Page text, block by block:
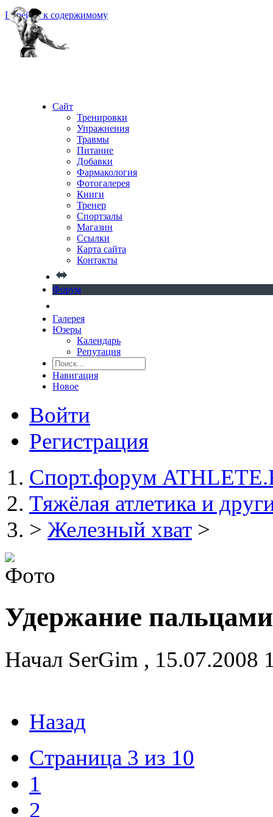
Перейти к содержимому
Сайт
Тренировки
Упражнения
Травмы
Питание
Добавки
Фармакология
Фотогалерея
Книги
Тренер
Спортзалы
Магазин
Ссылки
Карта сайта
Контакты
Форум
Галерея
Юзеры
Календарь
Репутация
Навигация
Новое
Войти
Регистрация
Спорт.форум
Тяжёлая атлетика и
> Железный хват >
Удержание пальцами
Начал SerGim , 15.07.2008
Назад
Страница 3 из 10
1
2